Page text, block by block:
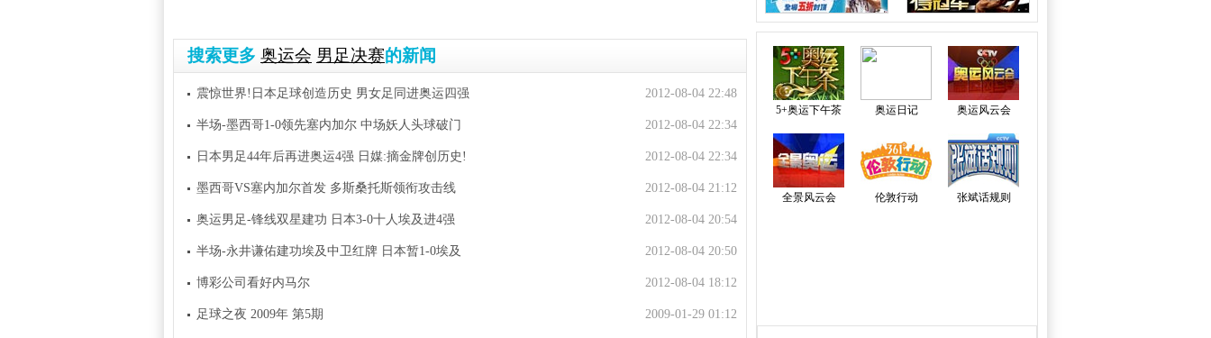
搜索更多 奥运会 男足决赛的新闻
2012-08-04 22:48
震惊世界!日本足球创造历史 男女足同进奥运四强
2012-08-04 22:34
半场-墨西哥1-0领先塞内加尔 中场妖人头球破门
2012-08-04 22:34
日本男足44年后再进奥运4强 日媒:摘金牌创历史!
2012-08-04 21:12
墨西哥VS塞内加尔首发 多斯桑托斯领衔攻击线
2012-08-04 20:54
奥运男足-锋线双星建功 日本3-0十人埃及进4强
2012-08-04 20:50
半场-永井谦佑建功埃及中卫红牌 日本暂1-0埃及
2012-08-04 18:12
博彩公司看好内马尔
2009-01-29 01:12
足球之夜 2009年 第5期
5+奥运下午茶 奥运日记 奥运风云会
全景风云会 伦敦行动 张斌话规则